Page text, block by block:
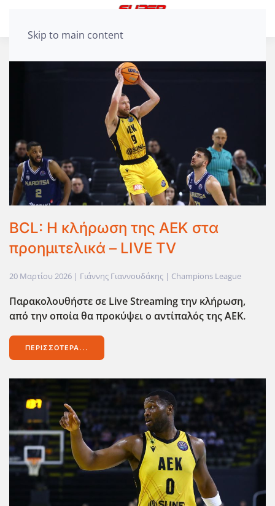
Skip to main content
BCL: Η κλήρωση της ΑΕΚ στα
προημιτελικά – LIVE TV
20 Μαρτίου 2026 | Γιάννης Γιαννουδάκης | Champions League
Παρακολουθήστε σε LiveStreamingτην κλήρωση,
από την οποία θα προκύψει ο αντίπαλός της ΑΕΚ.
ΠΕΡΙΣΣΌΤΕΡΑ...